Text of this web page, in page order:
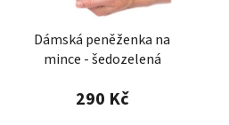
Dámská peněženka na
mince - šedozelená
290 Kč